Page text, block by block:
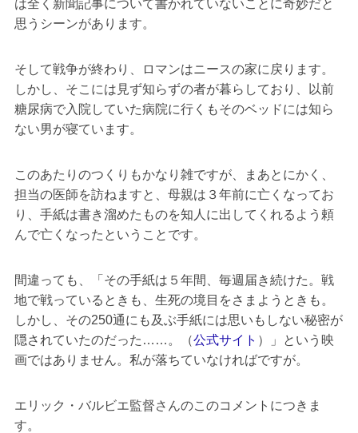
は全く新聞記事について書かれていないことに奇妙だと
思うシーンがあります。
そして戦争が終わり、ロマンはニースの家に戻ります。
しかし、そこには見ず知らずの者が暮らしており、以前
糖尿病で入院していた病院に行くもそのベッドには知ら
ない男が寝ています。
このあたりのつくりもかなり雑ですが、まあとにかく、
担当の医師を訪ねますと、母親は３年前に亡くなってお
り、手紙は書き溜めたものを知人に出してくれるよう頼
んで亡くなったということです。
間違っても、「その手紙は５年間、毎週届き続けた。戦
地で戦っているときも、生死の境目をさまようときも。
しかし、その250通にも及ぶ手紙には思いもしない秘密が
隠されていたのだった……。（公式サイト ）」という映
画ではありません。私が落ちていなければですが。
エリック・バルビエ監督さんのこのコメントにつきま
す。